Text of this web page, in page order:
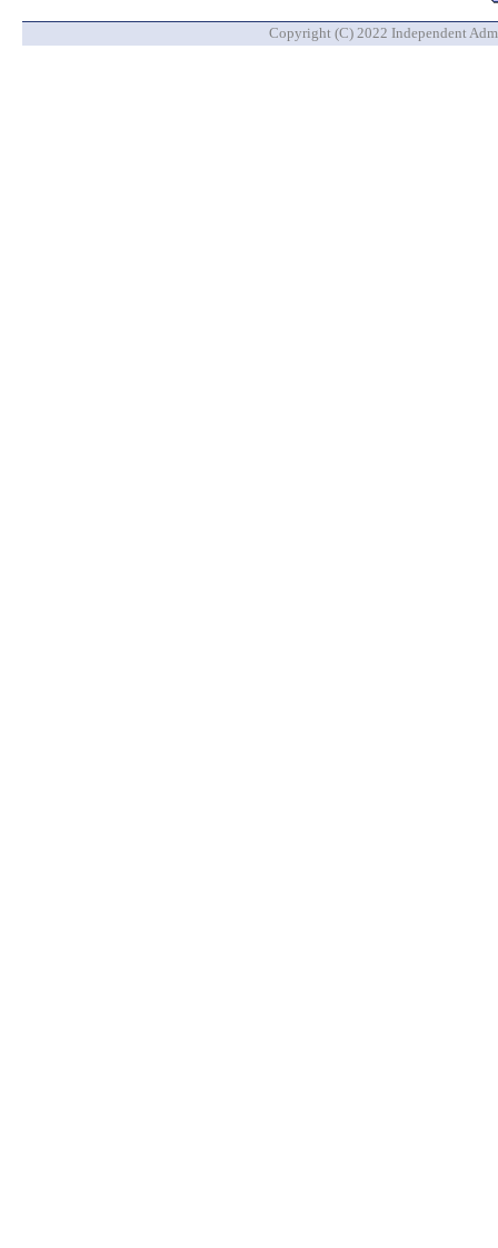
Copyright (C) 2022 Independent